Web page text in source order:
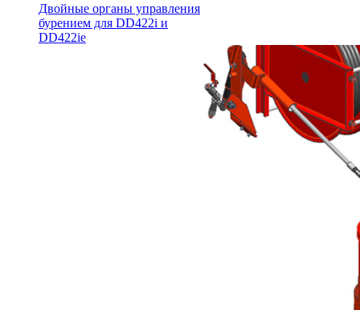
Двойные органы управления
бурением для DD422i и
DD422ie